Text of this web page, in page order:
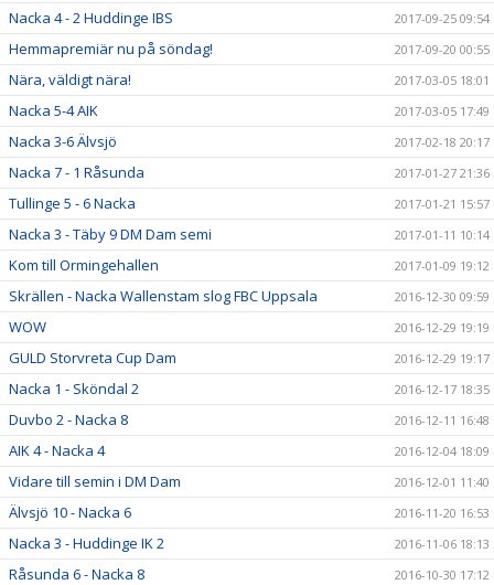
Nacka 4 - 2 Huddinge IBS 2017-09-25 09:54
Hemmapremiär nu på söndag! 2017-09-20 00:55
Nära, väldigt nära! 2017-03-05 18:01
Nacka 5-4 AIK 2017-03-05 17:49
Nacka 3-6 Älvsjö 2017-02-18 20:17
Nacka 7 - 1 Råsunda 2017-01-27 21:36
Tullinge 5 - 6 Nacka 2017-01-21 15:57
Nacka 3 - Täby 9 DM Dam semi 2017-01-11 10:14
Kom till Ormingehallen 2017-01-09 19:12
Skrällen - Nacka Wallenstam slog FBC Uppsala 2016-12-30 09:59
WOW 2016-12-29 19:19
GULD Storvreta Cup Dam 2016-12-29 19:17
Nacka 1 - Sköndal 2 2016-12-17 18:35
Duvbo 2 - Nacka 8 2016-12-11 16:48
AIK 4 - Nacka 4 2016-12-04 18:09
Vidare till semin i DM Dam 2016-12-01 11:40
Älvsjö 10 - Nacka 6 2016-11-20 16:53
Nacka 3 - Huddinge IK 2 2016-11-06 18:13
Råsunda 6 - Nacka 8 2016-10-30 17:12